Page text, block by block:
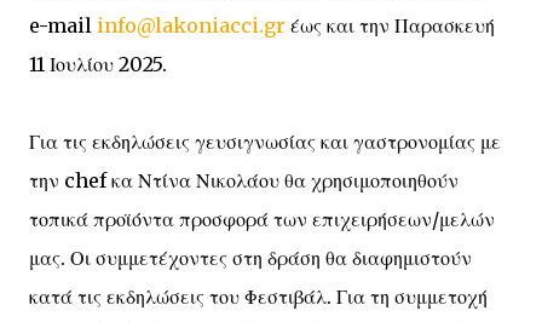
e-mail info@lakoniacci.gr έως και την Παρασκευή
11 Ιουλίου 2025.
Για τις εκδηλώσεις γευσιγνωσίας και γαστρονομίας με
την chef κα Ντίνα Νικολάου θα χρησιμοποιηθούν
τοπικά προϊόντα προσφορά των επιχειρήσεων/μελών
μας. Οι συμμετέχοντες στη δράση θα διαφημιστούν
κατά τις εκδηλώσεις του Φεστιβάλ. Για τη συμμετοχή